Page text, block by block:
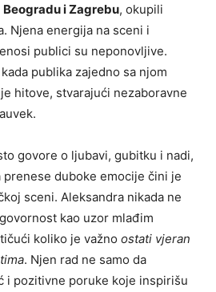
Beogradu i Zagrebu, okupili
Njena energija na sceni i
publici su neponovljive.
publika zajedno sa njom
hitove, stvarajući nezaboravne
govore o ljubavi, gubitku i nadi,
prenese duboke emocije čini je
sceni. Aleksandra nikada ne
kao uzor mlađim
koliko je važno ostati vjeran
. Njen rad ne samo da
i pozitivne poruke koje inspirišu